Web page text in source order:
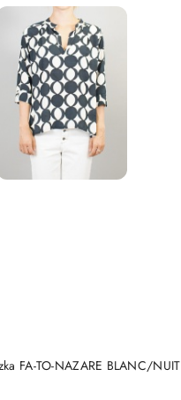
FA-TO-NAZARE BLANC/NUIT